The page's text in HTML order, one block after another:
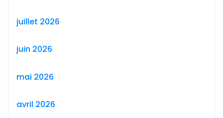
juillet 2026
juin 2026
mai 2026
avril 2026